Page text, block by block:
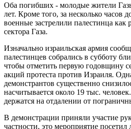
Оба погибших - молодые жители
лет. Кроме того, за несколько часов
военные застрелили палестинца как
сектора Газа.
Изначально израильская армия
палестинцев собрались в субботу
чтобы отметить первую годовщину
акций протеста против Израиля.
демонстрантов существенно
насчитывается около 19 тыс.
держатся на отдалении от
В демонстрации приняли участие
частности, это мероприятие